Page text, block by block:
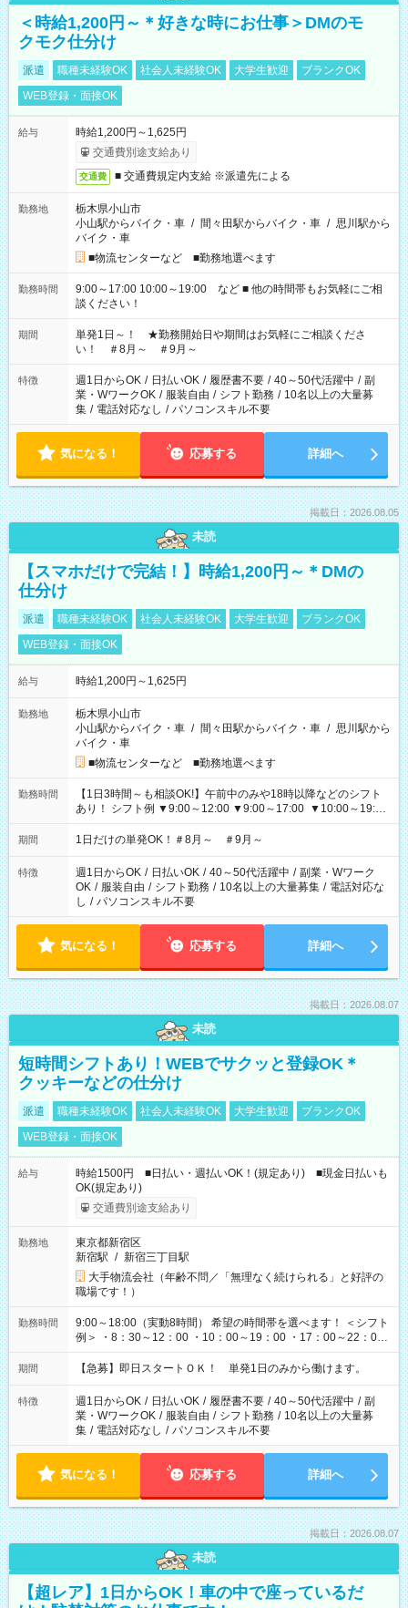
＜時給1,200円～＊好きな時にお仕事＞DMのモ
クモク仕分け
派遣 職種未経験OK 社会人未経験OK 大学生歓迎
ブランクOK
WEB登録・面接OK
給与
時給1,200円～1,625円
交通費別途支給あり
交通費 ■ 交通費規定内支給 ※派遣先による
勤務地
栃木県小山市
小山駅からバイク・車 / 間々田駅からバイク・車 / 思川駅から
バイク・車
■物流センターなど ■勤務地選べます
勤務時間
9:00～17:00 10:00～19:00 など ■ 他の時間帯もお気軽にご相
談ください！
期間
単発1日～！ ★勤務開始日や期間はお気軽にご相談くださ
い！ ＃8月～ ＃9月～
特徴 週1日からOK / 日払いOK / 履歴書不要 / 40～50代活躍中 / 副
業・WワークOK / 服装自由 / シフト勤務 / 10名以上の大量募
集 / 電話対応なし / パソコンスキル不要
気になる！ 応募する 詳細へ
掲載日：2026.08.05
未読
【スマホだけで完結！】時給1,200円～＊DMの
仕分け
派遣 職種未経験OK 社会人未経験OK 大学生歓迎
ブランクOK
WEB登録・面接OK
給与 時給1,200円～1,625円
勤務地
栃木県小山市
小山駅からバイク・車 / 間々田駅からバイク・車 / 思川駅から
バイク・車
■物流センターなど ■勤務地選べます
勤務時間
【1日3時間～も相談OK!】午前中のみや18時以降などのシフト
あり！ シフト例 ▼9:00～12:00 ▼9:00～17:00 ▼10:00～19:00
▼18:00～21:00
期間 1日だけの単発OK！＃8月～ ＃9月～
特徴 週1日からOK / 日払いOK / 40～50代活躍中 / 副業・Wワーク
OK / 服装自由 / シフト勤務 / 10名以上の大量募集 / 電話対応な
し / パソコンスキル不要
気になる！ 応募する 詳細へ
掲載日：2026.08.07
未読
短時間シフトあり！WEBでサクッと登録OK＊
クッキーなどの仕分け
派遣 職種未経験OK 社会人未経験OK 大学生歓迎
ブランクOK
WEB登録・面接OK
給与
時給1500円 ■日払い・週払いOK！(規定あり) ■現金日払いも
OK(規定あり)
交通費別途支給あり
勤務地
東京都新宿区
新宿駅 / 新宿三丁目駅
大手物流会社（年齢不問／「無理なく続けられる」と好評の
職場です！）
勤務時間
9:00～18:00（実動8時間） 希望の時間帯を選べます！ ＜シフト
例＞ ・8：30～12：00 ・10：00～19：00 ・17：00～22：00
・13：00～22：00 ・22：00～翌6：00 など
期間 【急募】即日スタートＯＫ！ 単発1日のみから働けます。
特徴 週1日からOK / 日払いOK / 履歴書不要 / 40～50代活躍中 / 副
業・WワークOK / 服装自由 / シフト勤務 / 10名以上の大量募
集 / 電話対応なし / パソコンスキル不要
気になる！ 応募する 詳細へ
掲載日：2026.08.07
未読
【超レア】1日からOK！車の中で座っているだ